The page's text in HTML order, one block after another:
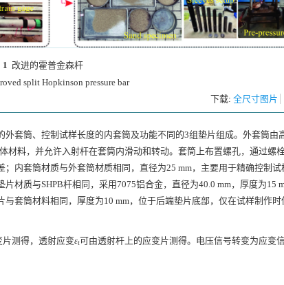
1 改进的霍普金森杆
split Hopkinson pressure bar
下载: 全尺寸图片
套筒、控制试样长度的内套筒及功能不同的3组垫片组成。外套筒由
材料，并允许入射杆在套筒内滑动和转动。套筒上布置螺孔，通过螺
内套筒材质与外套筒材质相同，直径为25 mm，主要用于精确控制试
材质与SHPB杆相同，采用7075铝合金，直径为40.0 mm，厚度为15
套筒材料相同，厚度为10 mm，位于后端垫片底部，仅在试样制作时
测得，透射应变εt可由透射杆上的应变片测得。电压信号转变为应变